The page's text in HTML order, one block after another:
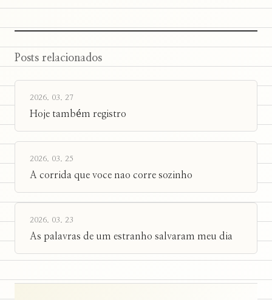
Posts relacionados
2026. 03. 27
Hoje também registro
2026. 03. 25
A corrida que voce nao corre sozinho
2026. 03. 23
As palavras de um estranho salvaram meu dia